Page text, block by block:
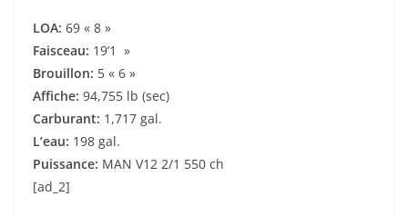
LOA: 69 « 8 »
Faisceau: 19’1 »
Brouillon: 5 « 6 »
Affiche: 94,755 lb (sec)
Carburant: 1,717 gal.
L’eau: 198 gal.
Puissance: MAN V12 2/1 550 ch
[ad_2]